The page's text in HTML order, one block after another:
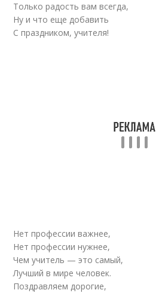
Поздравления ко дню
Стихи от родителей
Только радость вам всегда,
Ну и что еще добавить
С праздником, учителя!
Нет профессии важнее,
Нет профессии нужнее,
Чем учитель — это самый,
Лучший в мире человек.
Поздравляем дорогие,